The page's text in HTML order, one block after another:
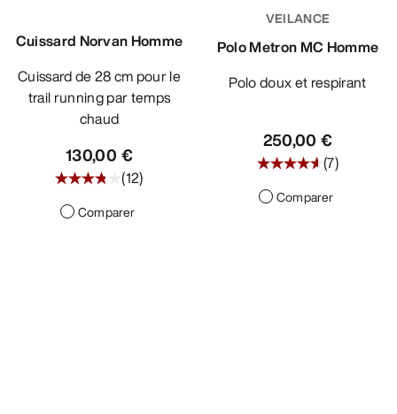
Cuissard Norvan Homme
Cuissard de 28 cm pour le
trail running par temps
chaud
130,00 €
(12)
Comparer
VEILANCE
Polo Metron MC Homme
Polo doux et respirant
250,00 €
(7)
Comparer